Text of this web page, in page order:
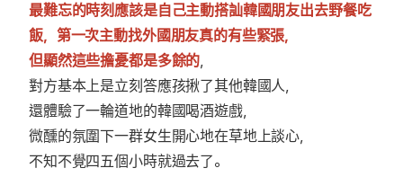
最難忘的時刻應該是自己主動搭訕韓國朋友出去野餐吃
飯，第一次主動找外國朋友真的有些緊張，
但顯然這些擔憂都是多餘的
對方基本上是立刻答應孩揪了其他韓國人，
還體驗了一輪道地的韓國喝酒遊戲，
微醺的氛圍下一群女生開心地在草地上談心，
不知不覺四五個小時就過去了。